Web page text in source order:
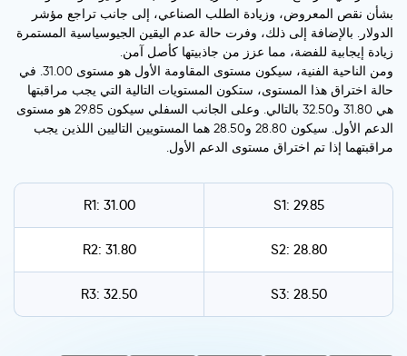
بشأن نقص المعروض، وزيادة الطلب الصناعي، إلى جانب تراجع مؤشر
الدولار. بالإضافة إلى ذلك، وفرت حالة عدم اليقين الجيوسياسية المستمرة
زيادة إيجابية للفضة، مما عزز من جاذبيتها كأصل آمن.
ومن الناحية الفنية، سيكون مستوى المقاومة الأول هو مستوى 31.00. في
حالة اختراق هذا المستوى، ستكون المستويات التالية التي يجب مراقبتها
هي 31.80 و32.50 بالتالي. وعلى الجانب السفلي سيكون 29.85 هو مستوى
الدعم الأول. سيكون 28.80 و28.50 هما المستويين التاليين اللذين يجب
مراقبتهما إذا تم اختراق مستوى الدعم الأول.
R1: 31.00 S1: 29.85
R2: 31.80 S2: 28.80
R3: 32.50 S3: 28.50